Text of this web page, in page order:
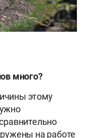
много?
этому
на работе